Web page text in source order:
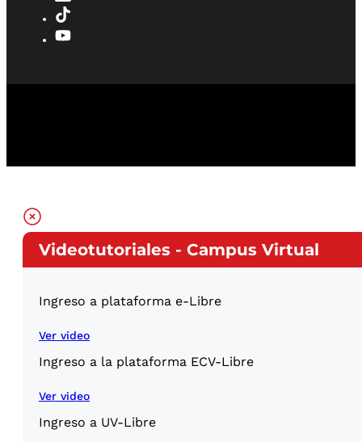
Videotutoriales - Campus Virtual
Ingreso a plataforma e-Libre
Ver video
Ingreso a la plataforma ECV-Libre
Ver video
Ingreso a UV-Libre